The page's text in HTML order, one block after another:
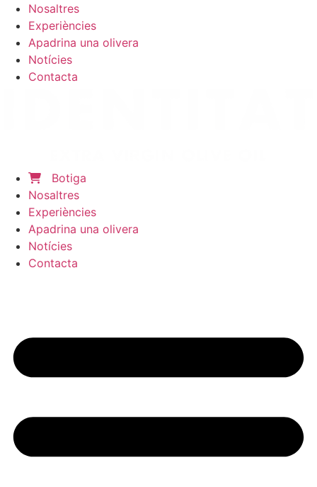
Nosaltres
Experiències
Apadrina una olivera
Notícies
Contacta
Botiga
Nosaltres
Experiències
Apadrina una olivera
Notícies
Contacta